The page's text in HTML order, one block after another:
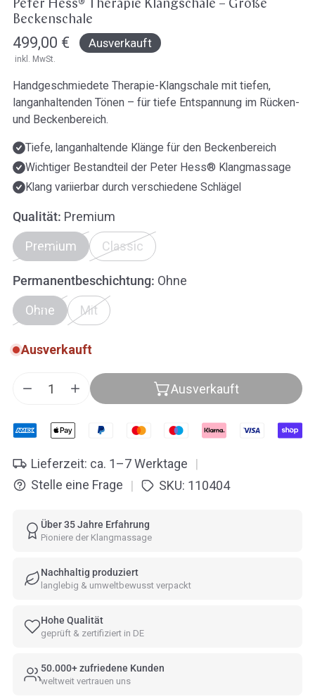
Peter Hess® Therapie Klangschale – Große
Beckenschale
Regulärer
Preis
499,00 € Ausverkauft
inkl. MwSt.
Handgeschmiedete Therapie-Klangschale mit tiefen,
langanhaltenden Tönen – für tiefe Entspannung im Rücken-
und Beckenbereich.
Tiefe, langanhaltende Klänge für den Beckenbereich
Wichtiger Bestandteil der Peter Hess® Klangmassage
Klang variierbar durch verschiedene Schlägel
Qualität: Premium
Premium
Classic
Permanentbeschichtung: Ohne
Ohne
Mit
Ausverkauft
Menge für Peter Hess® Therapie Klangschale –
Menge für Peter Hess® Therapie
Ausverkauft
Lieferzeit: ca. 1–7 Werktage
|
Stelle eine Frage
| SKU: 110404
Über 35 Jahre Erfahrung
Pioniere der Klangmassage
Nachhaltig produziert
langlebig & umweltbewusst verpackt
Hohe Qualität
geprüft & zertifiziert in DE
50.000+ zufriedene Kunden
weltweit vertrauen uns